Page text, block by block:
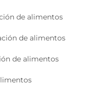
de alimentos
de alimentos
de alimentos